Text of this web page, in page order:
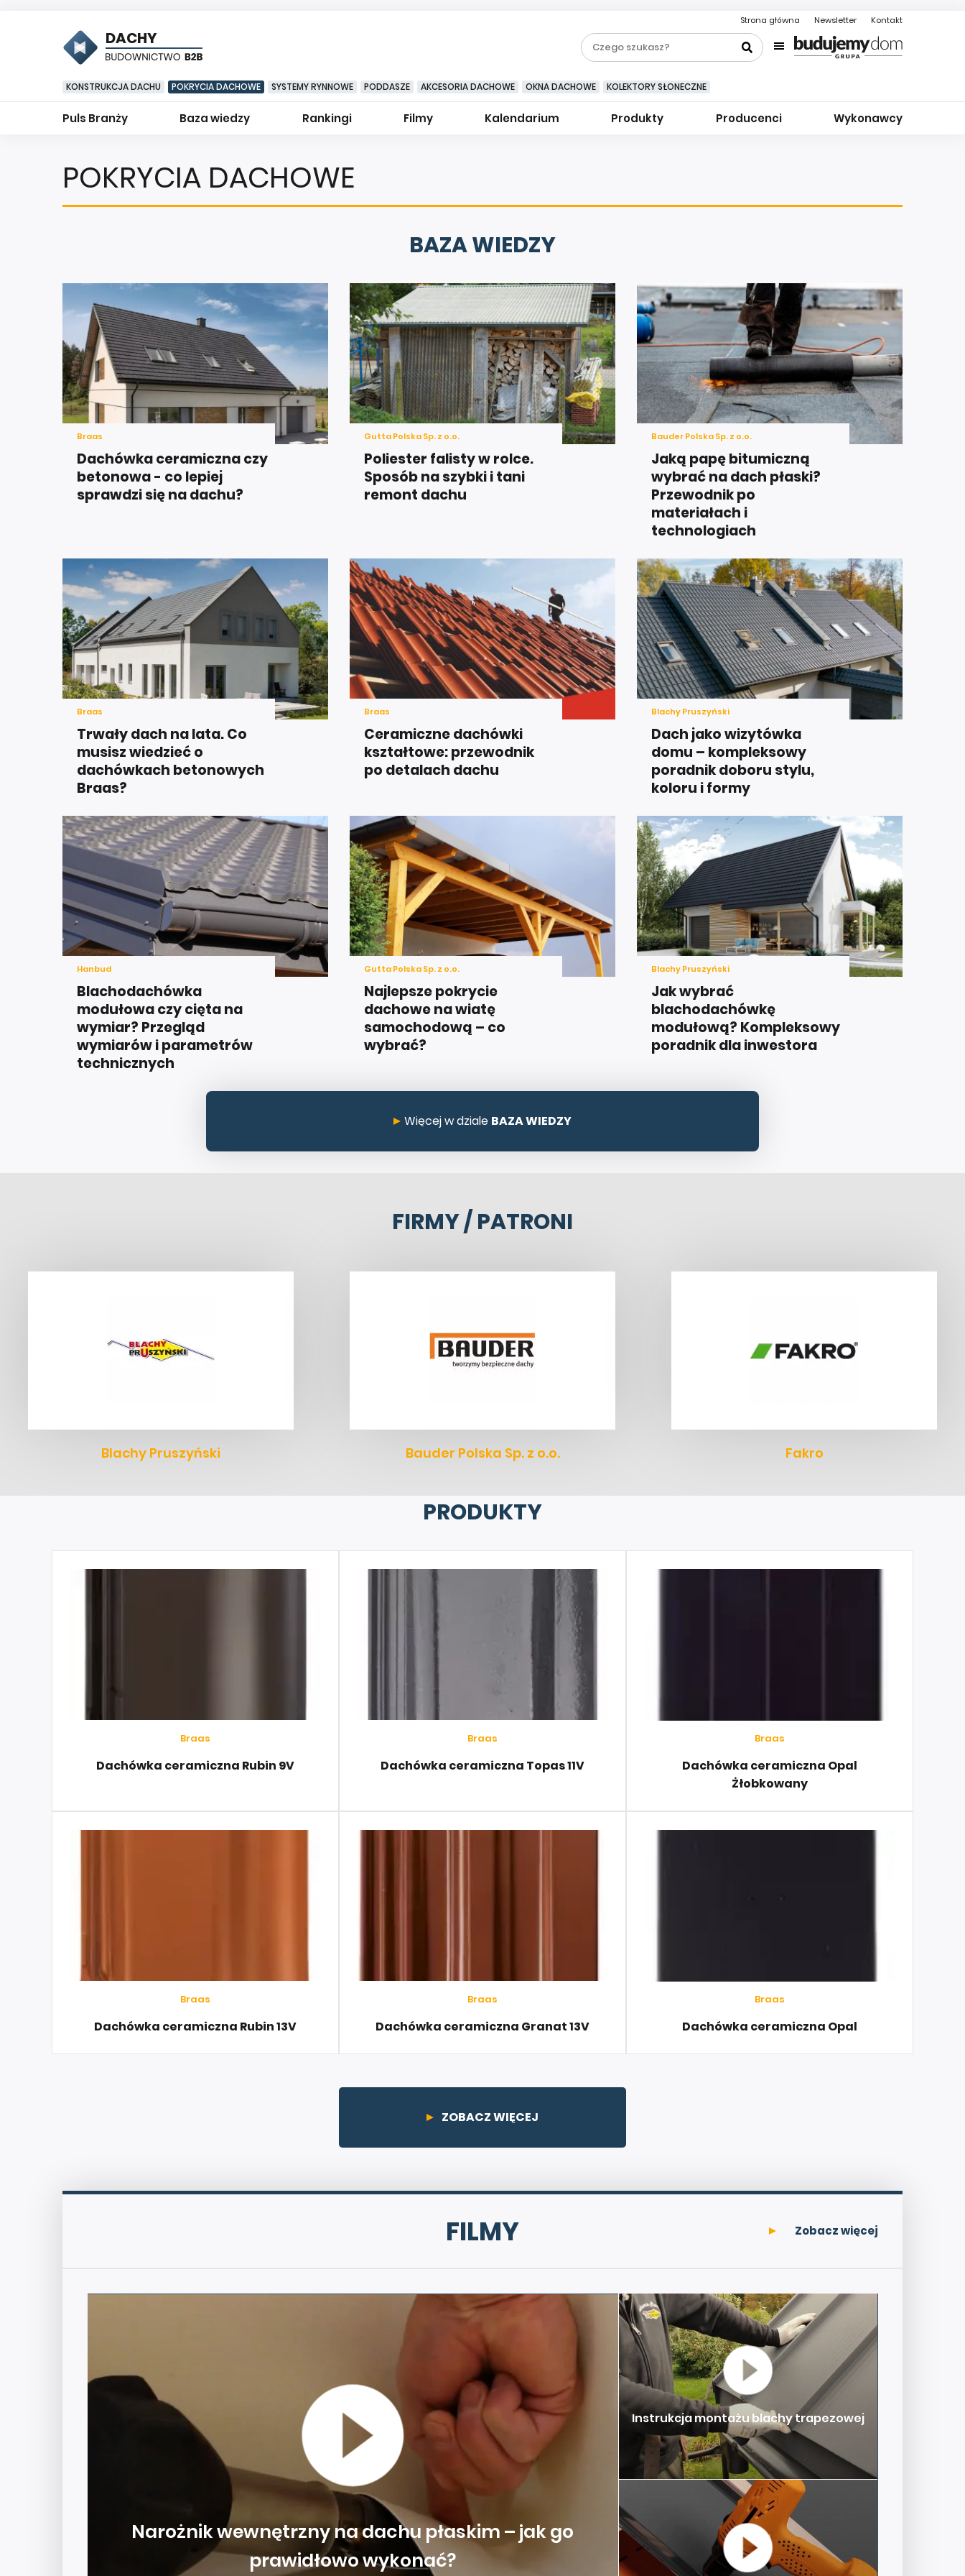
Strona główna Newsletter Kontakt
DACHY
KONSTRUKCJA DACHU POKRYCIA DACHOWE SYSTEMY RYNNOWE PODDASZE AKCESORIA DACHOWE OKNA DACHOWE KOLEKTORY SŁONECZNE
Puls Branży Baza wiedzy Rankingi Filmy Kalendarium Produkty Producenci Wykonawcy
POKRYCIA DACHOWE
BAZA WIEDZY
Braas
Dachówka ceramiczna czy
betonowa - co lepiej
sprawdzi się na dachu?
Gutta Polska Sp. z o.o.
Poliester falisty w rolce.
Sposób na szybki i tani
remont dachu
Bauder Polska Sp. z o.o.
Jaką papę bitumiczną
wybrać na dach płaski?
Przewodnik po
materiałach i
technologiach
Braas
Trwały dach na lata. Co
musisz wiedzieć o
dachówkach betonowych
Braas?
Braas
Ceramiczne dachówki
kształtowe: przewodnik
po detalach dachu
Blachy Pruszyński
Dach jako wizytówka
domu – kompleksowy
poradnik doboru stylu,
koloru i formy
Hanbud
Blachodachówka
modułowa czy cięta na
wymiar? Przegląd
wymiarów i parametrów
technicznych
Gutta Polska Sp. z o.o.
Najlepsze pokrycie
dachowe na wiatę
samochodową – co
wybrać?
Blachy Pruszyński
Jak wybrać
blachodachówkę
modułową? Kompleksowy
poradnik dla inwestora
Więcej w dziale BAZA WIEDZY
FIRMY / PATRONI
Blachy Pruszyński Bauder Polska Sp. z o.o. Fakro
PRODUKTY
Braas
Dachówka ceramiczna Rubin 9V
Braas
Dachówka ceramiczna Topas 11V
Braas
Dachówka ceramiczna Opal
Żłobkowany
Braas
Dachówka ceramiczna Rubin 13V
Braas
Dachówka ceramiczna Granat 13V
Braas
Dachówka ceramiczna Opal
ZOBACZ WIĘCEJ
FILMY Zobacz więcej
Narożnik wewnętrzny na dachu płaskim – jak go
prawidłowo wykonać?
Instrukcja montażu blachy trapezowej